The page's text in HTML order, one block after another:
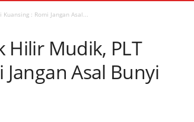
: Romi Jangan Asal...
Hilir Mudik, PLT
Asal Bunyi